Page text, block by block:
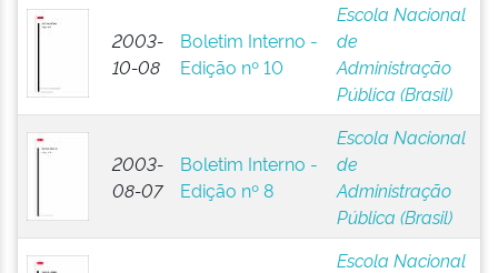
2003-
10-08
Boletim Interno -
Edição nº 10
Escola Nacional
de
Administração
Pública (Brasil)
2003-
08-07
Boletim Interno -
Edição nº 8
Escola Nacional
de
Administração
Pública (Brasil)
Escola Nacional